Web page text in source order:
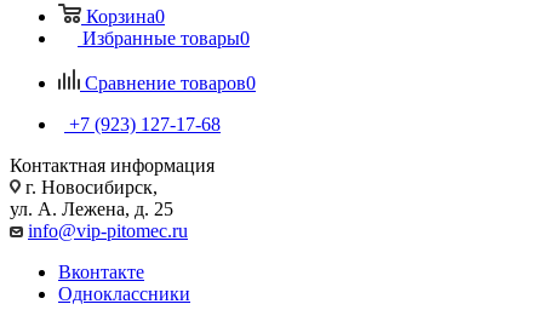
Корзина0
Избранные товары0
Сравнение товаров0
+7 (923) 127-17-68
Контактная информация
г. Новосибирск,
ул. А. Лежена, д. 25
info@vip-pitomec.ru
Вконтакте
Одноклассники